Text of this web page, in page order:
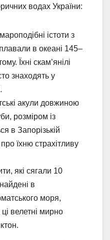
водах України:
істоти з
в океані 145–
Їхні скам’янілі
знаходять у
акули довжиною
розміром із
в Запорізькій
їхню страхітливу
які сягали 10
в
моря,
велетні мирно